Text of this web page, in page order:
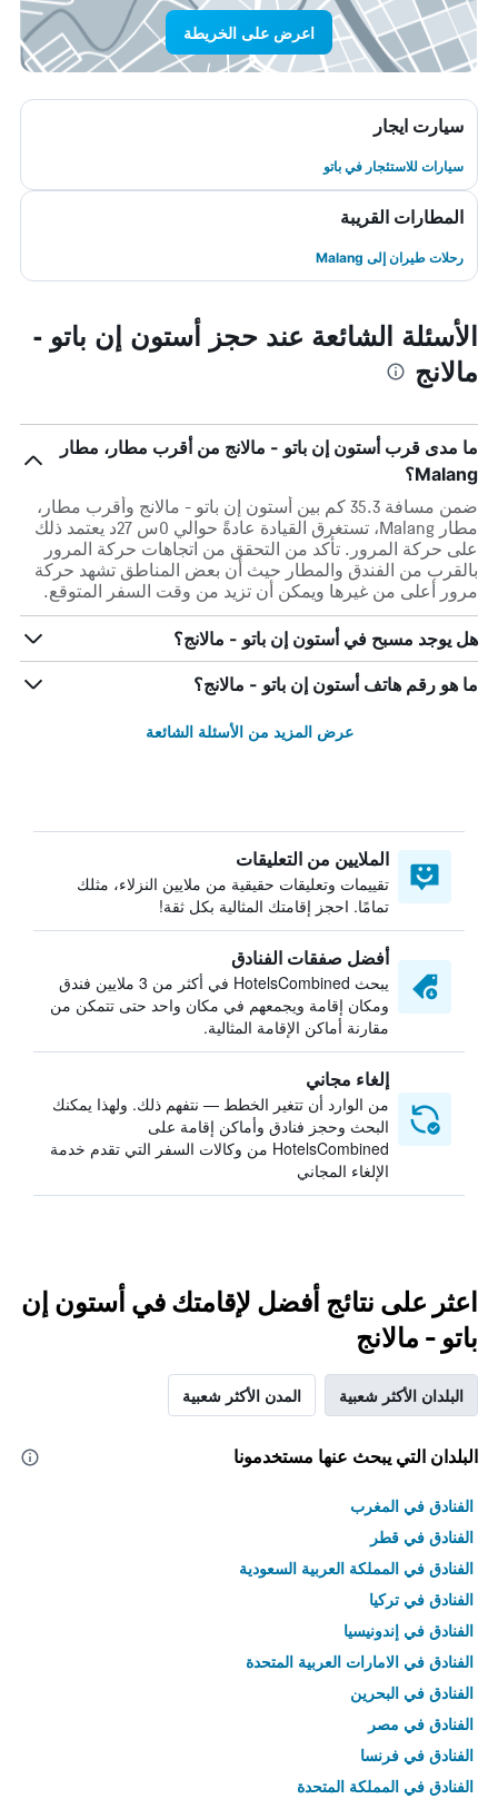
اعرض على الخريطة
سيارت ايجار
سيارات للاستئجار في باتو
المطارات القريبة
رحلات طيران إلى Malang
الأسئلة الشائعة عند حجز أستون إن باتو -
مالانج
ما مدى قرب أستون إن باتو - مالانج من أقرب مطار، مطار
Malang؟
ضمن مسافة 35.3 كم بين أستون إن باتو - مالانج وأقرب مطار،
مطار Malang، تستغرق القيادة عادةً حوالي 0س 27د يعتمد ذلك
على حركة المرور. تأكد من التحقق من اتجاهات حركة المرور
بالقرب من الفندق والمطار حيث أن بعض المناطق تشهد حركة
مرور أعلى من غيرها ويمكن أن تزيد من وقت السفر المتوقع.
هل يوجد مسبح في أستون إن باتو - مالانج؟
ما هو رقم هاتف أستون إن باتو - مالانج؟
عرض المزيد من الأسئلة الشائعة
الملايين من التعليقات
تقييمات وتعليقات حقيقية من ملايين النزلاء، مثلك
تمامًا. احجز إقامتك المثالية بكل ثقة!
أفضل صفقات الفنادق
يبحث HotelsCombined في أكثر من 3 ملايين فندق
ومكان إقامة ويجمعهم في مكان واحد حتى تتمكن من
مقارنة أماكن الإقامة المثالية.
إلغاء مجاني
من الوارد أن تتغير الخطط — نتفهم ذلك. ولهذا يمكنك
البحث وحجز فنادق وأماكن إقامة على
HotelsCombined من وكالات السفر التي تقدم خدمة
الإلغاء المجاني
اعثر على نتائج أفضل لإقامتك في أستون إن
باتو - مالانج
البلدان الأكثر شعبية المدن الأكثر شعبية
البلدان التي يبحث عنها مستخدمونا
الفنادق في المغرب
الفنادق في قطر
الفنادق في المملكة العربية السعودية
الفنادق في تركيا
الفنادق في إندونيسيا
الفنادق في الامارات العربية المتحدة
الفنادق في البحرين
الفنادق في مصر
الفنادق في فرنسا
الفنادق في المملكة المتحدة